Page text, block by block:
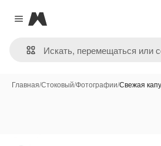
Close menu
Magnific
Главная/Стоковый/Фотографии/Свежая